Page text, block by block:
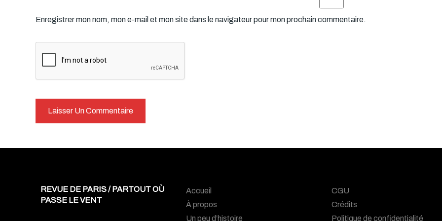
Enregistrer mon nom, mon e-mail et mon site dans le navigateur pour mon prochain commentaire.
REVUE DE PARIS / PARTOUT OÙ
PASSE LE VENT
Accueil
À propos
Un peu d’histoire
CGU
Crédits
Politique de confidentialité